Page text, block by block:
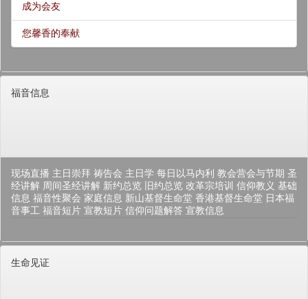
成为会友
您馨香的奉献
福音信息
现场直播 主日崇拜 祷告会 主日学 每日以马内利 教会营会与节期 圣
经讲解 周间圣经讲解 新约总览 旧约总览 改革宗培训 信仰教义 基础
信息 福音性聚会 家庭信息 新山基督生命堂 香港基督生命堂 日本福
音事工 福音短片 宣教短片 信仰问题解答 宣教信息
生命见证